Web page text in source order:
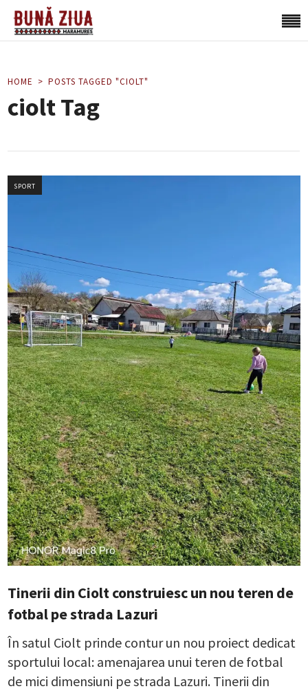
HOME POSTS TAGGED "CIOLT"
ciolt Tag
SPORT
Tinerii din Ciolt construiesc un nou teren de
fotbal pe strada Lazuri
În satul Ciolt prinde contur un nou proiect dedicat
sportului local: amenajarea unui teren de fotbal
de mici dimensiuni pe strada Lazuri. Tinerii din